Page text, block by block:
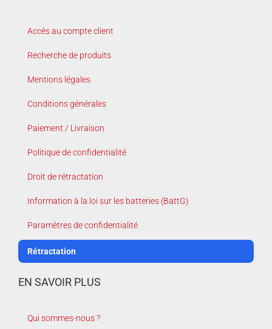
Accès au compte client
Recherche de produits
Mentions légales
Conditions générales
Paiement / Livraison
Politique de confidentialité
Droit de rétractation
Information à la loi sur les batteries (BattG)
Paramètres de confidentialité
Rétractation
EN SAVOIR PLUS
Qui sommes-nous ?